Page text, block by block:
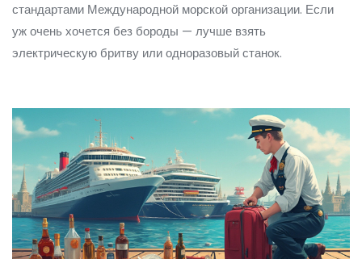
стандартами Международной морской организации. Если
уж очень хочется без бороды — лучше взять
электрическую бритву или одноразовый станок.